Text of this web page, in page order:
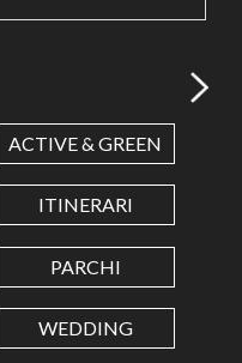
(.) as decimal separator.
ACTIVE & GREEN
ITINERARI
PARCHI
WEDDING